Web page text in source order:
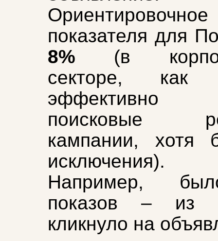
показателя для
8% (в
секторе, как
эффективно
поисковые
кампании, хотя
исключения).
Например,
показов – из
кликнуло на